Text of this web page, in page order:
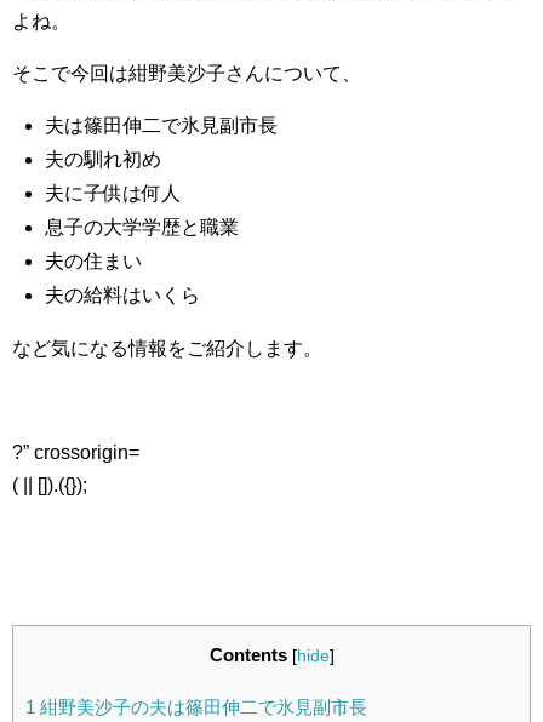
よね。
そこで今回は紺野美沙子さんについて、
夫は篠田伸二で氷見副市長
夫の馴れ初め
夫に子供は何人
息子の大学学歴と職業
夫の住まい
夫の給料はいくら
など気になる情報をご紹介します。
?” crossorigin=
( || []).({});
Contents [hide]
1 紺野美沙子の夫は篠田伸二で氷見副市長